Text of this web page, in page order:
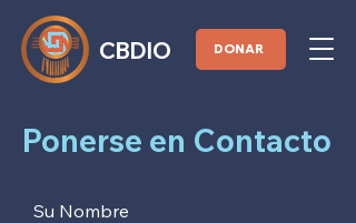
DONAR
CBDIO
Ponerse en Contacto
Su Nombre